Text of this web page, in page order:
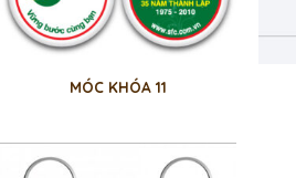
MÓC KHÓA 11